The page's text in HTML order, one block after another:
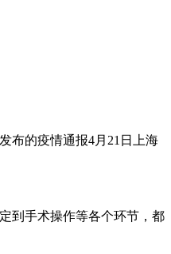
布的疫情通报4月21日上海
到手术操作等各个环节，都